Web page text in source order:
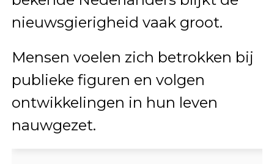
nieuwsgierigheid vaak groot.
Mensen voelen zich betrokken bij
publieke figuren en volgen
ontwikkelingen in hun leven
nauwgezet.